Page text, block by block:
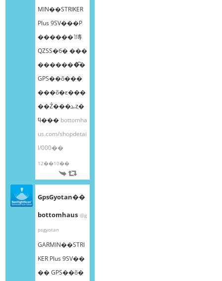
MIN��STRIKER
Plus 9SV���Ρ
����ܸ��˥塼
QZSS�б� ���
�������͡�
GPS��õ���
���õ�ε���
��Ź���ܥȥ�
ϥ��� bottomha
us.com/shopdetai
l/000��
12��10��
GpsGyotan��
bottomhaus @g
psgyotan
GARMIN��STRI
KER Plus 9SV��
�� GPS��õ�